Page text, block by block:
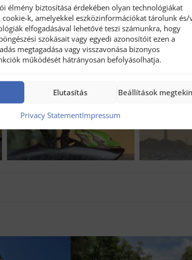
élmény biztosítása érdekében olyan technológiákat
k, amelyekkel eszközinformációkat tárolunk és/
elfogadásával lehetővé teszi számunkra, hogy
szokásait vagy egyedi azonosítóit ezen a
megtagadása vagy visszavonása bizonyos
működését hátrányosan befolyásolhatja.
Elutasítás Beállítások
Privacy StatementImpressum
2,5 óra), különleges halétkezés
…]